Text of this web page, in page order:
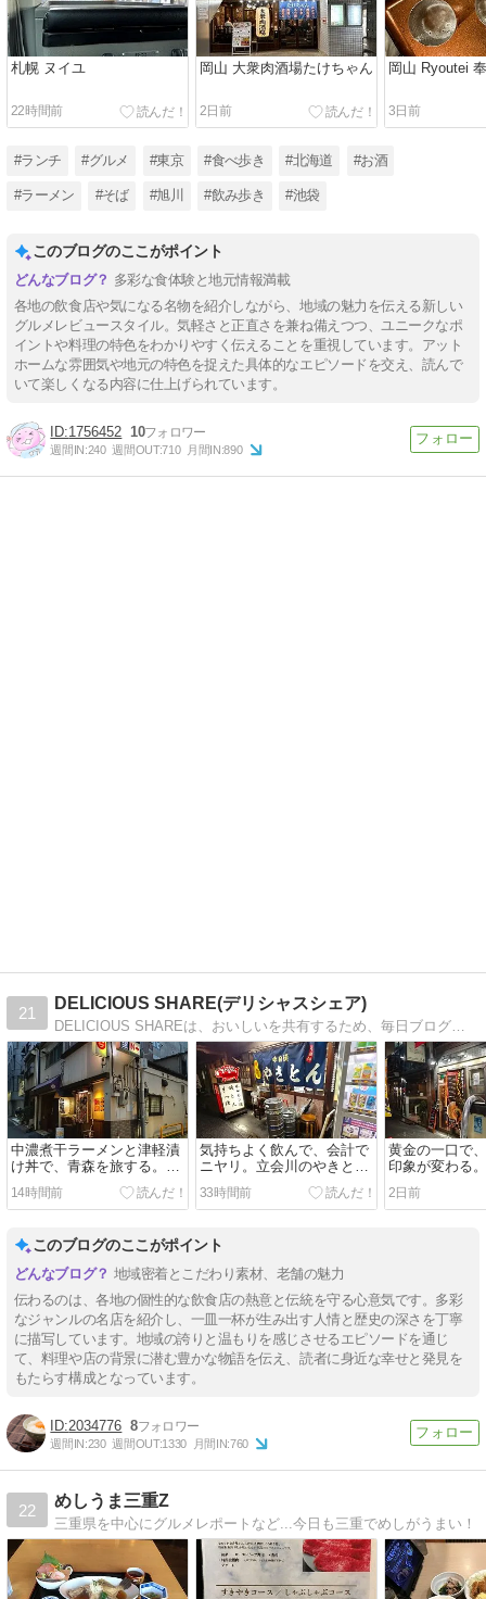
札幌 ヌイユ
22時間前
岡山 大衆肉酒場たけちゃん
2日前
岡山 Ryoutei
3日前
#ランチ #グルメ #東京 #食べ歩き #北海道 #お酒
#ラーメン #そば #旭川 #飲み歩き #池袋
このブログのここがポイント
多彩な食体験と地元情報満載
各地の飲食店や気になる名物を紹介しながら、地域の魅力を伝える新しい
グルメレビュースタイル。気軽さと正直さを兼ね備えつつ、ユニークなポ
イントや料理の特色をわかりやすく伝えることを重視しています。アット
ホームな雰囲気や地元の特色を捉えた具体的なエピソードを交え、読んで
いて楽しくなる内容に仕上げられています。
1756452 10
週間IN:240 週間OUT:710 月間IN:890
21
DELICIOUS SHARE(デリシャスシェア)
DELICIOUS SHAREは、おいしいを共有するため、毎日ブログでグルメ情報を配信してます。食べ歩き歴15年目で、本気で食べ歩いている人が、書いてます。
中濃煮干ラーメンと津軽漬
け丼で、青森を旅する。神
保町『鉢銀』
14時間前
気持ちよく飲んで、会計で
ニヤリ。立会川のやきとん
『もつ焼 信』
33時間前
黄金の一口で
印象が変わる
『きんいろ』
2日前
このブログのここがポイント
地域密着とこだわり素材、老舗の魅力
伝わるのは、各地の個性的な飲食店の熱意と伝統を守る心意気です。多彩
なジャンルの名店を紹介し、一皿一杯が生み出す人情と歴史の深さを丁寧
に描写しています。地域の誇りと温もりを感じさせるエピソードを通じ
て、料理や店の背景に潜む豊かな物語を伝え、読者に身近な幸せと発見を
もたらす構成となっています。
2034776 8
週間IN:230 週間OUT:1330 月間IN:760
22
めしうま三重Z
三重県を中心にグルメレポートなど...今日も三重でめしがうまい！